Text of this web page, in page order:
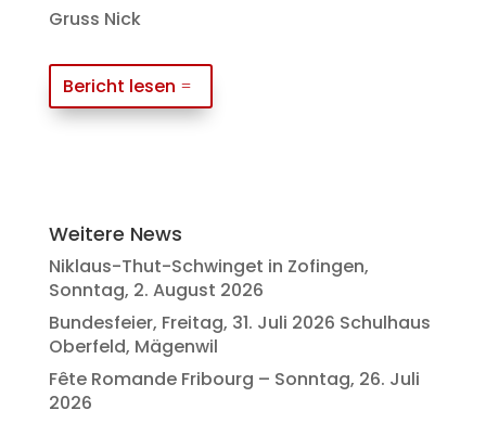
Gruss Nick
Bericht lesen
Weitere News
Niklaus-Thut-Schwinget in Zofingen,
Sonntag, 2. August 2026
Bundesfeier, Freitag, 31. Juli 2026 Schulhaus
Oberfeld, Mägenwil
Fête Romande Fribourg – Sonntag, 26. Juli
2026